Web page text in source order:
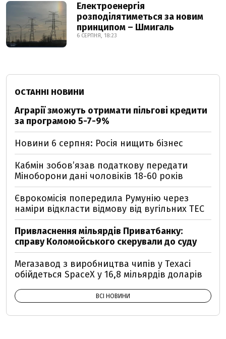
Електроенергія
розподілятиметься за новим
принципом – Шмигаль
6 СЕРПНЯ, 18:23
ОСТАННІ НОВИНИ
Аграрії зможуть отримати пільгові кредити
за програмою 5-7-9%
Новини 6 серпня: Росія нищить бізнес
Кабмін зобовʼязав податкову передати
Міноборони дані чоловіків 18-60 років
Єврокомісія попередила Румунію через
наміри відкласти відмову від вугільних ТЕС
Привласнення мільярдів Приватбанку:
справу Коломойського скерували до суду
Мегазавод з виробництва чипів у Техасі
обійдеться SpaceX у 16,8 мільярдів доларів
ВСІ НОВИНИ